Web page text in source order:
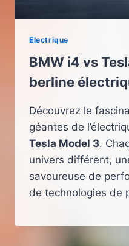
Electrique
BMW i4 vs
berline
Découvrez le
géantes de
Tesla Model 3.
univers différent,
savoureuse de
de technologies de